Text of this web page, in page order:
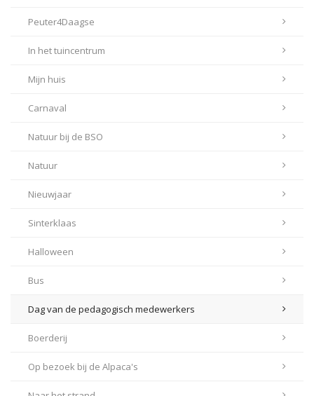
Peuter4Daagse
In het tuincentrum
Mijn huis
Carnaval
Natuur bij de BSO
Natuur
Nieuwjaar
Sinterklaas
Halloween
Bus
Dag van de pedagogisch medewerkers
Boerderij
Op bezoek bij de Alpaca's